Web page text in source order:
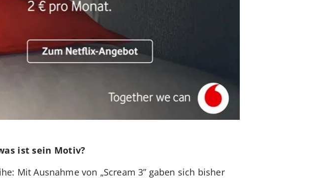
ist sein Motiv?
Mit Ausnahme von „Scream 3” gaben sich bisher